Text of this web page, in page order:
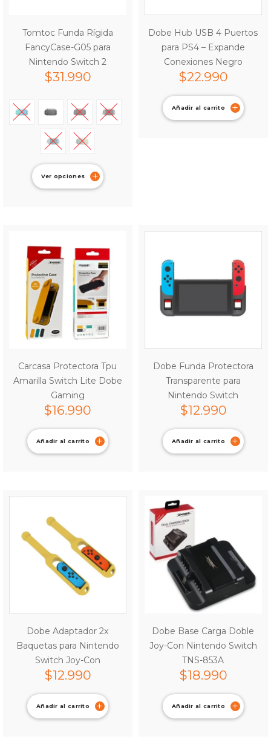
Tomtoc Funda Rígida
FancyCase-G05 para
Nintendo Switch 2
$31.990
Ver opciones
Dobe Hub USB 4 Puertos
para PS4 – Expande
Conexiones Negro
$22.990
Añadir al carrito
Carcasa Protectora Tpu
Amarilla Switch Lite Dobe
Gaming
$16.990
Añadir al carrito
Dobe Funda Protectora
Transparente para
Nintendo Switch
$12.990
Añadir al carrito
Dobe Adaptador 2x
Baquetas para Nintendo
Switch Joy-Con
$12.990
Añadir al carrito
Dobe Base Carga Doble
Joy-Con Nintendo Switch
TNS-853A
$18.990
Añadir al carrito